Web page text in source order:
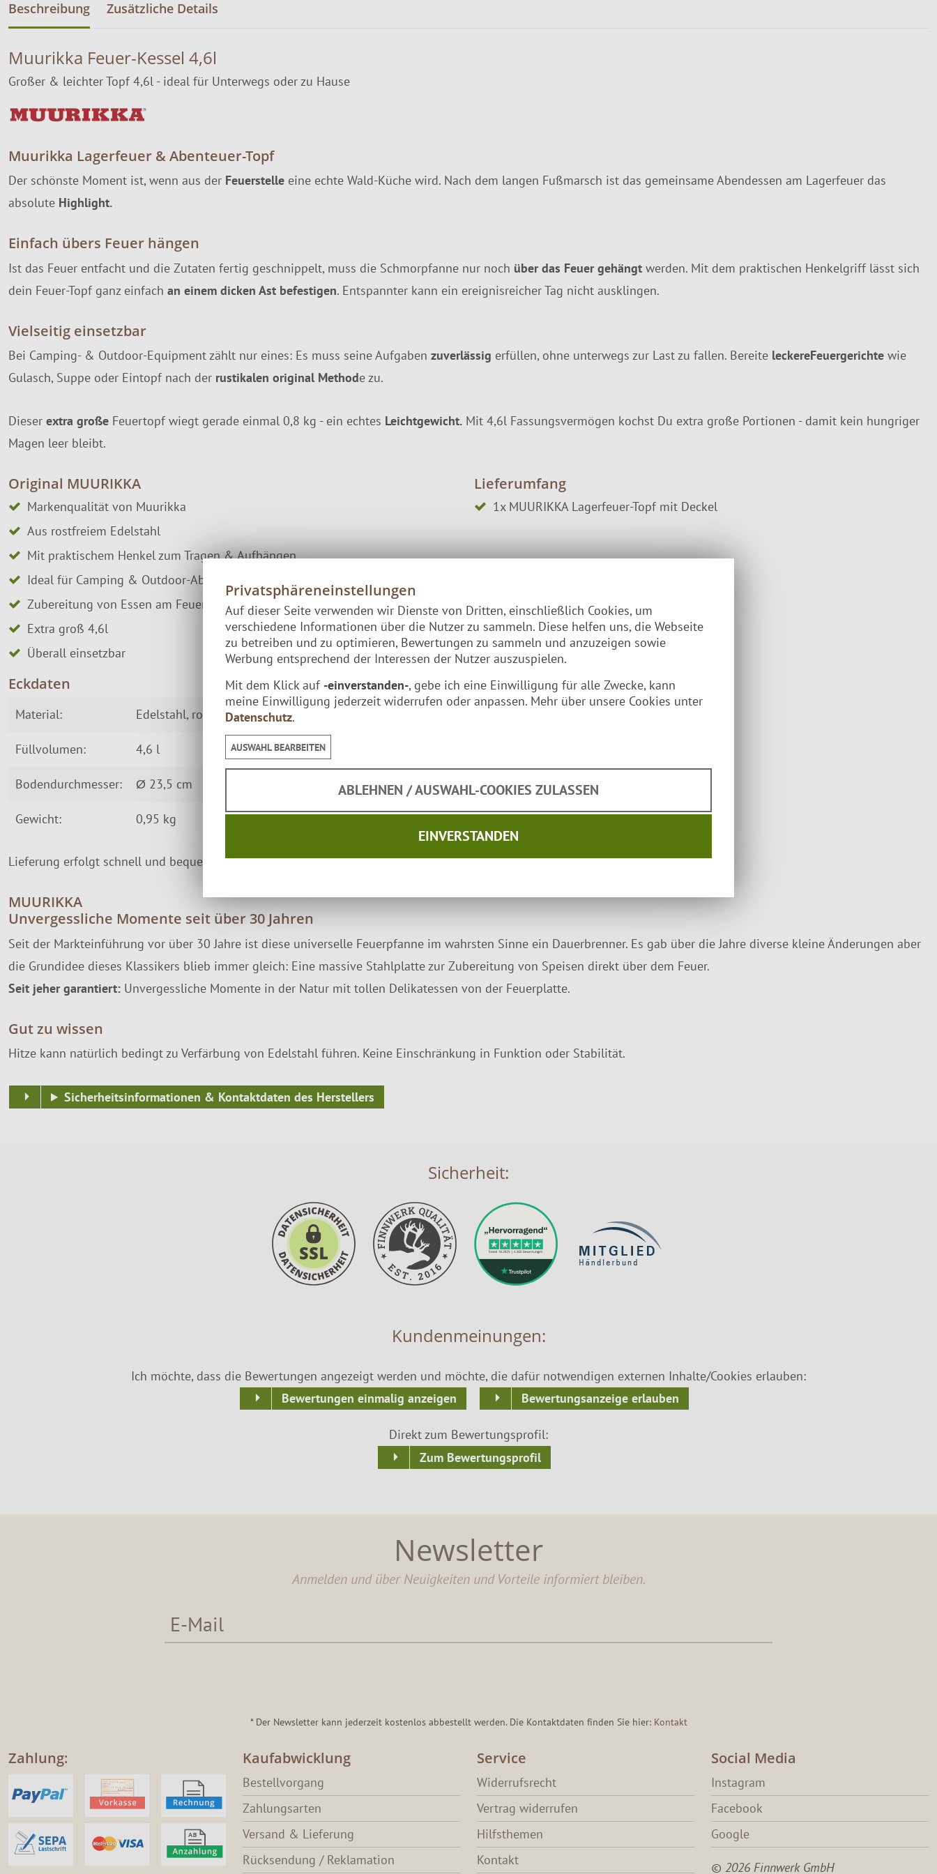
Beschreibung Zusätzliche Details
Muurikka Feuer-Kessel 4,6l
Großer & leichter Topf 4,6l - ideal für Unterwegs oder zu Hause
Muurikka Lagerfeuer & Abenteuer-Topf
Der schönste Moment ist, wenn aus der Feuerstelle eine echte Wald-Küche wird. Nach dem langen Fußmarsch ist das gemeinsame Abendessen am Lagerfeuer das
absolute Highlight.
Einfach übers Feuer hängen
Ist das Feuer entfacht und die Zutaten fertig geschnippelt, muss die Schmorpfanne nur noch über das Feuer gehängt werden. Mit dem praktischen Henkelgriff lässt sich
dein Feuer-Topf ganz einfach an einem dicken Ast befestigen. Entspannter kann ein ereignisreicher Tag nicht ausklingen.
Vielseitig einsetzbar
Bei Camping- & Outdoor-Equipment zählt nur eines: Es muss seine Aufgaben zuverlässig erfüllen, ohne unterwegs zur Last zu fallen. Bereite leckereFeuergerichte wie
Gulasch, Suppe oder Eintopf nach der rustikalen original Methode zu.
Dieser extra große Feuertopf wiegt gerade einmal 0,8 kg - ein echtes Leichtgewicht. Mit 4,6l Fassungsvermögen kochst Du extra große Portionen - damit kein hungriger
Magen leer bleibt.
Original MUURIKKA
Markenqualität von Muurikka
Aus rostfreiem Edelstahl
Mit praktischem Henkel zum Tragen & Aufhängen
Ideal für Camping & Outdoor-Abenteuer
Zubereitung von Essen am Feuer
Extra groß 4,6l
Überall einsetzbar
Lieferumfang
1x MUURIKKA Lagerfeuer-Topf mit Deckel
Eckdaten
Material: Edelstahl, rostfrei
Füllvolumen: 4,6 l
Bodendurchmesser: Ø 23,5 cm
Gewicht: 0,95 kg
Lieferung erfolgt schnell und bequem perPaketversandzu Dir nach Hause.
MUURIKKA
Unvergessliche Momente seit über 30 Jahren
Seit der Markteinführung vor über 30 Jahre ist diese universelle Feuerpfanne im wahrsten Sinne ein Dauerbrenner. Es gab über die Jahre diverse kleine Änderungen aber
die Grundidee dieses Klassikers blieb immer gleich: Eine massive Stahlplatte zur Zubereitung von Speisen direkt über dem Feuer.
Seit jeher garantiert: Unvergessliche Momente in der Natur mit tollen Delikatessen von der Feuerplatte.
Gut zu wissen
Hitze kann natürlich bedingt zu Verfärbung von Edelstahl führen. Keine Einschränkung in Funktion oder Stabilität.
Sicherheitsinformationen & Kontaktdaten des Herstellers
Sicherheit:
Kundenmeinungen:
Ich möchte, dass die Bewertungen angezeigt werden und möchte, die dafür notwendigen externen Inhalte/Cookies erlauben:
Bewertungen einmalig anzeigen
Bewertungsanzeige erlauben
Direkt zum Bewertungsprofil:
Zum Bewertungsprofil
Newsletter
Anmelden und über Neuigkeiten und Vorteile informiert bleiben.
* Der Newsletter kann jederzeit kostenlos abbestellt werden. Die Kontaktdaten finden Sie hier: Kontakt
Zahlung: Kaufabwicklung
Bestellvorgang
Zahlungsarten
Versand & Lieferung
Rücksendung / Reklamation
Service
Widerrufsrecht
Vertrag widerrufen
Hilfsthemen
Kontakt
Social Media
Instagram
Facebook
Google
© 2026 Finnwerk GmbH
Privatsphäreneinstellungen
Auf dieser Seite verwenden wir Dienste von Dritten, einschließlich Cookies, um
verschiedene Informationen über die Nutzer zu sammeln. Diese helfen uns, die Webseite
zu betreiben und zu optimieren, Bewertungen zu sammeln und anzuzeigen sowie
Werbung entsprechend der Interessen der Nutzer auszuspielen.
Mit dem Klick auf -einverstanden-, gebe ich eine Einwilligung für alle Zwecke, kann
meine Einwilligung jederzeit widerrufen oder anpassen. Mehr über unsere Cookies unter
Datenschutz.
AUSWAHL BEARBEITEN
ABLEHNEN / AUSWAHL-COOKIES ZULASSEN
EINVERSTANDEN